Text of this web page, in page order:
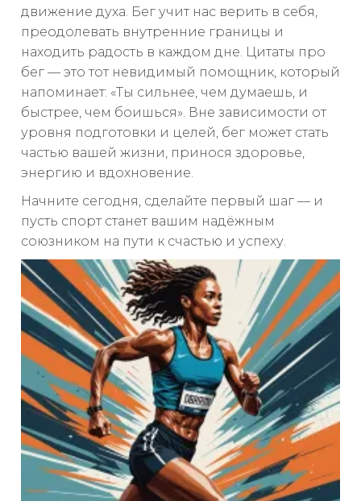
движение духа. Бег учит нас верить в себя,
преодолевать внутренние границы и
находить радость в каждом дне. Цитаты про
бег — это тот невидимый помощник, который
напоминает: «Ты сильнее, чем думаешь, и
быстрее, чем боишься». Вне зависимости от
уровня подготовки и целей, бег может стать
частью вашей жизни, принося здоровье,
энергию и вдохновение.
Начните сегодня, сделайте первый шаг — и
пусть спорт станет вашим надёжным
союзником на пути к счастью и успеху.